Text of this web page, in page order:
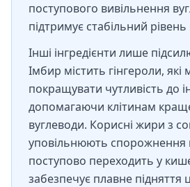
поступового вивільнення
підтримує стабільний
Інші інгредієнти лише
Імбир містить гінгероли, які
покращувати чутливість до
допомагаючи клітинам
вуглеводи. Корисні жири з
уповільнюють спорожнення
поступово переходить у
забезпечує плавне підняття